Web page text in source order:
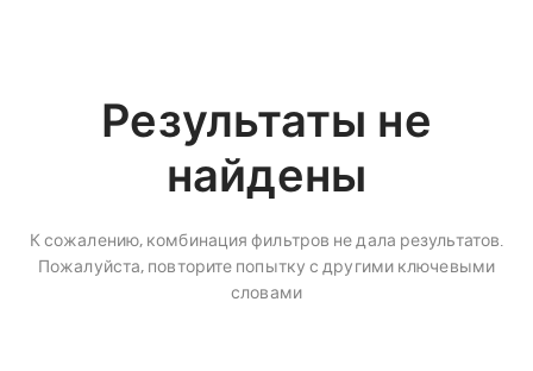
Результаты не
найдены
К сожалению, комбинация фильтров не дала результатов.
Пожалуйста, повторите попытку с другими ключевыми
словами